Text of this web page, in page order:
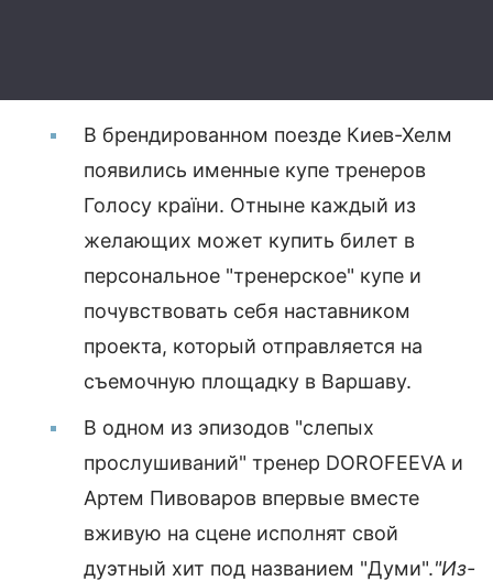
В брендированном поезде Киев-Хелм
появились именные купе тренеров
Голосу країни. Отныне каждый из
желающих может купить билет в
персональное "тренерское" купе и
почувствовать себя наставником
проекта, который отправляется на
съемочную площадку в Варшаву.
В одном из эпизодов "слепых
прослушиваний" тренер DOROFEEVA и
Артем Пивоваров впервые вместе
вживую на сцене исполнят свой
дуэтный хит под названием "Думи"."Из-